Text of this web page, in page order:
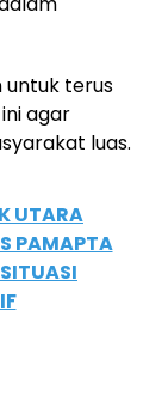
untuk terus
agar
luas.
UTARA
PAMAPTA